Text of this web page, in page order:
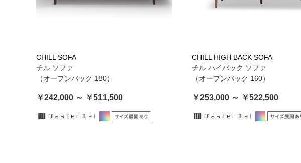
CHILL SOFA
チル ソファ
（オープンバック 180）
￥242,000 ～ ￥511,500
CHILL HIGH BACK SOFA
チル ハイバック ソファ
（オープンバック 160）
￥253,000 ～ ￥522,500